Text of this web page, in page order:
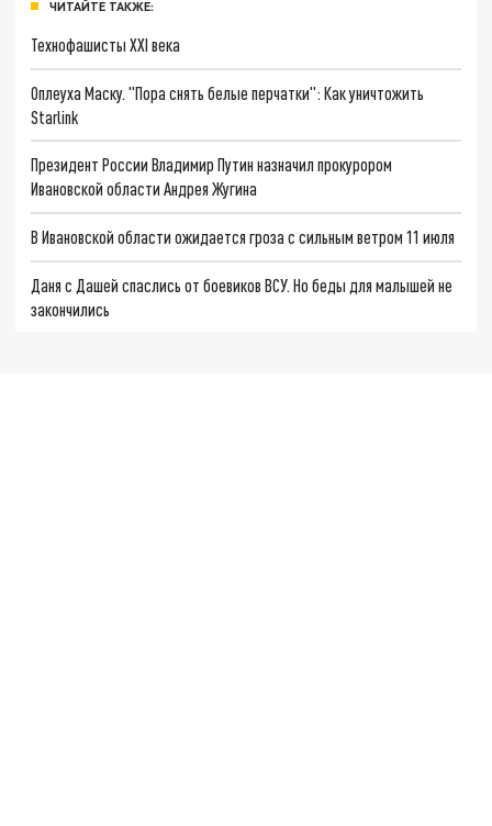
ЧИТАЙТЕ ТАКЖЕ:
Технофашисты XXI века
Оплеуха Маску. "Пора снять белые перчатки": Как уничтожить
Starlink
Президент России Владимир Путин назначил прокурором
Ивановской области Андрея Жугина
В Ивановской области ожидается гроза с сильным ветром 11 июля
Даня с Дашей спаслись от боевиков ВСУ. Но беды для малышей не
закончились